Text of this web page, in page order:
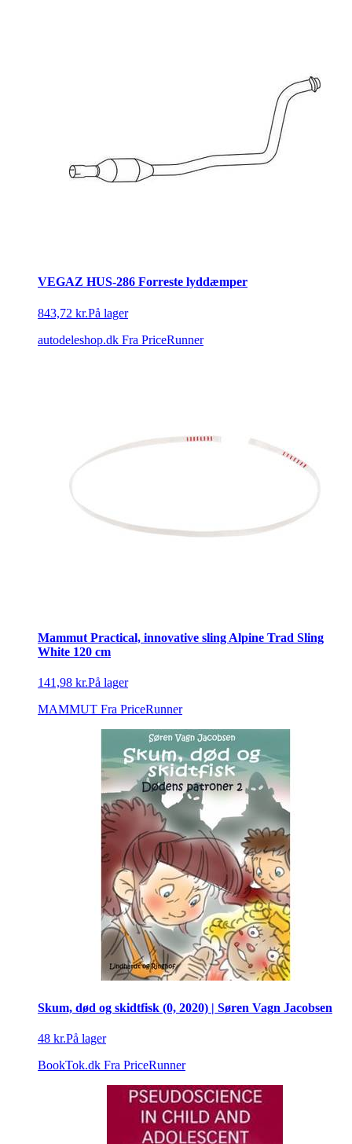
VEGAZ HUS-286 Forreste lyddæmper
843,72 kr.På lager
autodeleshop.dk Fra PriceRunner
Mammut Practical, innovative sling Alpine Trad Sling
White 120 cm
141,98 kr.På lager
MAMMUT Fra PriceRunner
Skum, død og skidtfisk (0, 2020) | Søren Vagn Jacobsen
48 kr.På lager
BookTok.dk Fra PriceRunner